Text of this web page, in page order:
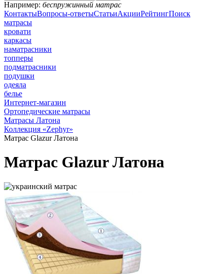
Например: беспружинный матрас
КонтактыВопросы-ответыСтатьиАкцииРейтингПоиск
матрасы
кровати
каркасы
наматрасники
топперы
подматрасники
подушки
одеяла
белье
Интернет-магазин
Ортопедические матрасы
Матрасы Латона
Коллекция «Zephyr»
Матрас Glazur Латона
Матрас Glazur Латона